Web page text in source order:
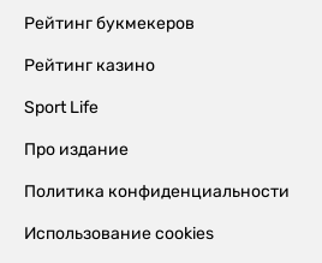
Рейтинг букмекеров
Рейтинг казино
Sport Life
Про издание
Политика конфиденциальности
Использование cookies